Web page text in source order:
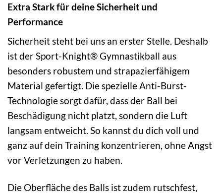
Extra Stark für deine Sicherheit und
Performance
Sicherheit steht bei uns an erster Stelle. Deshalb
ist der Sport-Knight® Gymnastikball aus
besonders robustem und strapazierfähigem
Material gefertigt. Die spezielle Anti-Burst-
Technologie sorgt dafür, dass der Ball bei
Beschädigung nicht platzt, sondern die Luft
langsam entweicht. So kannst du dich voll und
ganz auf dein Training konzentrieren, ohne Angst
vor Verletzungen zu haben.
Die Oberfläche des Balls ist zudem rutschfest,